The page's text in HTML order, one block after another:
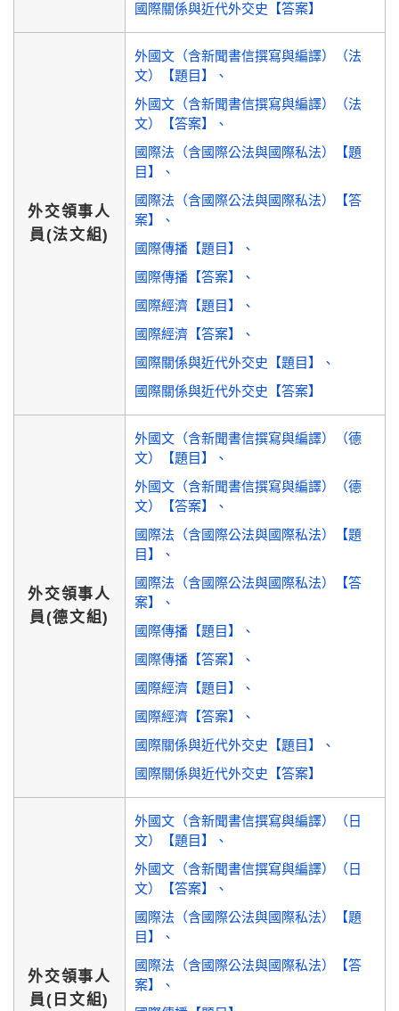
國際關係與近代外交史【答案】
外交領事人
員(法文組)
外國文（含新聞書信撰寫與編譯）（法
文）【題目】
外國文（含新聞書信撰寫與編譯）（法
文）【答案】
國際法（含國際公法與國際私法）【題
目】
國際法（含國際公法與國際私法）【答
案】
國際傳播【題目】
國際傳播【答案】
國際經濟【題目】
國際經濟【答案】
國際關係與近代外交史【題目】
國際關係與近代外交史【答案】
外交領事人
員(德文組)
外國文（含新聞書信撰寫與編譯）（德
文）【題目】
外國文（含新聞書信撰寫與編譯）（德
文）【答案】
國際法（含國際公法與國際私法）【題
目】
國際法（含國際公法與國際私法）【答
案】
國際傳播【題目】
國際傳播【答案】
國際經濟【題目】
國際經濟【答案】
國際關係與近代外交史【題目】
國際關係與近代外交史【答案】
外交領事人
員(日文組)
外國文（含新聞書信撰寫與編譯）（日
文）【題目】
外國文（含新聞書信撰寫與編譯）（日
文）【答案】
國際法（含國際公法與國際私法）【題
目】
國際法（含國際公法與國際私法）【答
案】